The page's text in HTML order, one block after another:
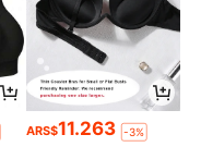
ARS$11.263 -3%